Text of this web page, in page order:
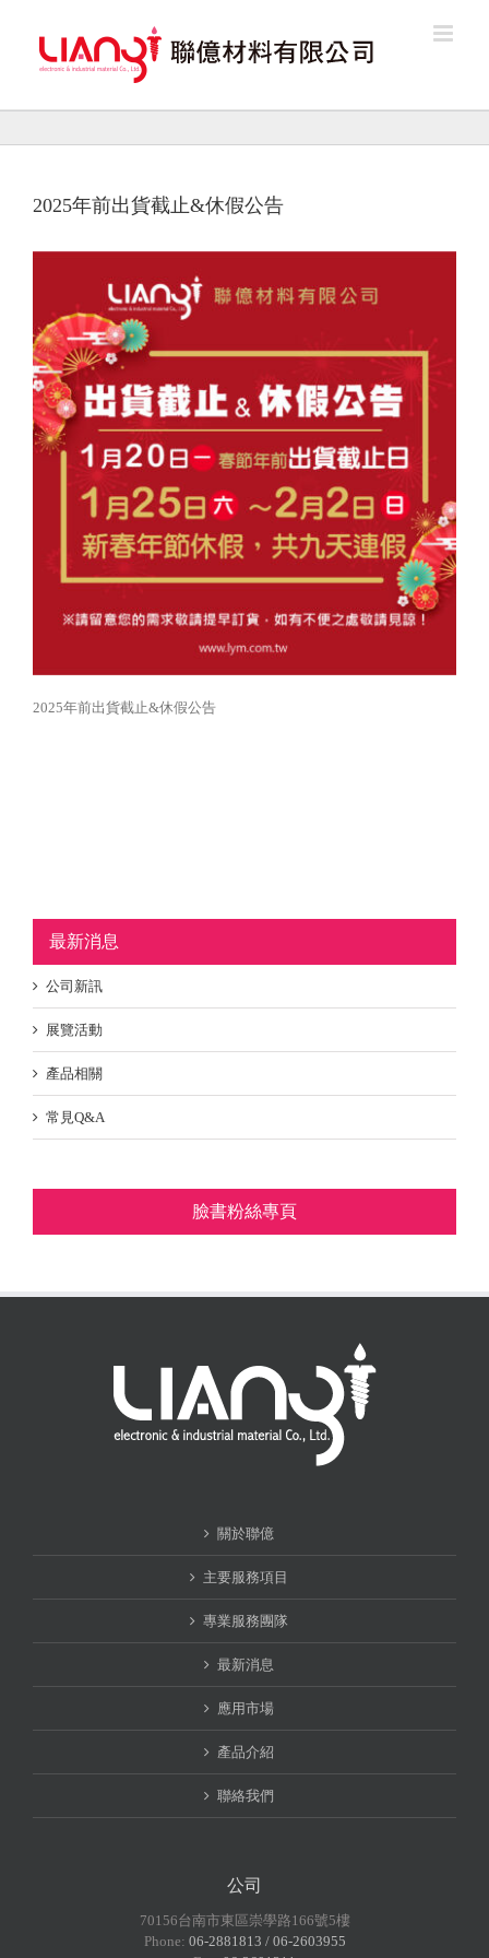
content
2025年前出貨截止&休假公告
2025年前出貨截止&休假公告
最新消息
公司新訊
展覽活動
產品相關
常見Q&A
臉書粉絲專頁
關於聯億
主要服務項目
專業服務團隊
最新消息
應用市場
產品介紹
聯絡我們
公司
70156台南市東區崇學路166號5樓
Phone: 06-2881813 / 06-2603955